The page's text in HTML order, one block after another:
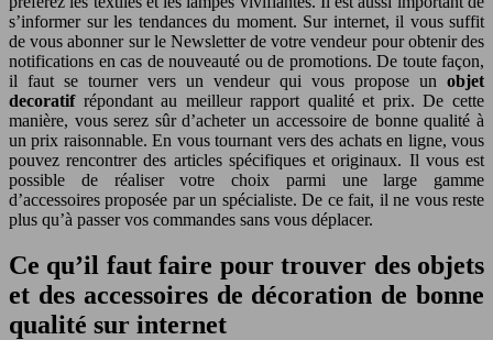
s’informer sur les tendances du moment. Sur internet, il vous suffit
de vous abonner sur le Newsletter de votre vendeur pour obtenir des
notifications en cas de nouveauté ou de promotions. De toute façon,
il faut se tourner vers un vendeur qui vous propose un objet
decoratif répondant au meilleur rapport qualité et prix. De cette
manière, vous serez sûr d’acheter un accessoire de bonne qualité à
un prix raisonnable. En vous tournant vers des achats en ligne, vous
pouvez rencontrer des articles spécifiques et originaux. Il vous est
possible de réaliser votre choix parmi une large gamme
d’accessoires proposée par un spécialiste. De ce fait, il ne vous reste
plus qu’à passer vos commandes sans vous déplacer.
Ce qu’il faut faire pour trouver des objets
et des accessoires de décoration de bonne
qualité sur internet